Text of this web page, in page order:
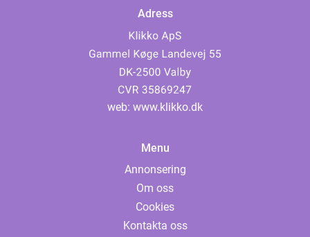
Adress
web: www.klikko.dk
Menu
Annonsering
Om oss
Cookies
Kontakta oss